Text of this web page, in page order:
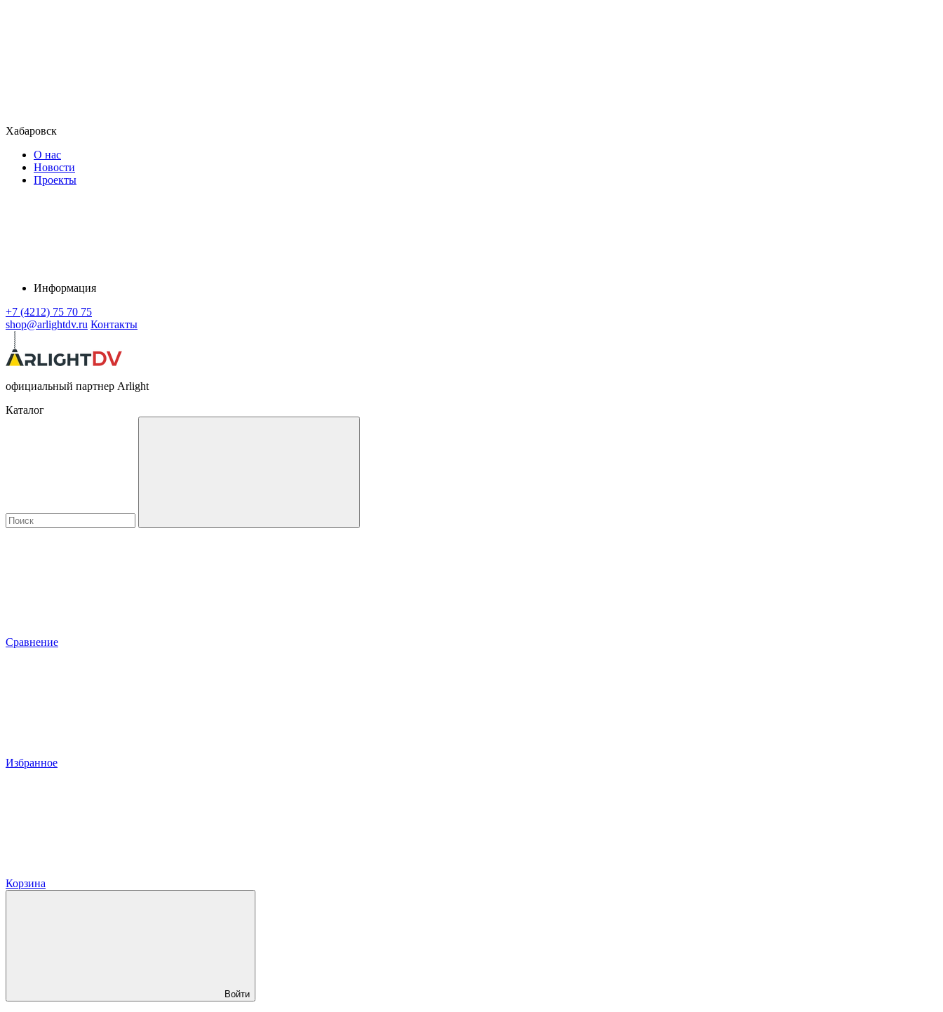
Хабаровск
О нас
Новости
Проекты
Информация
+7 (4212) 75 70 75
shop@arlightdv.ru Контакты
официальный партнер Arlight
Каталог
Сравнение
Избранное
Корзина
Войти